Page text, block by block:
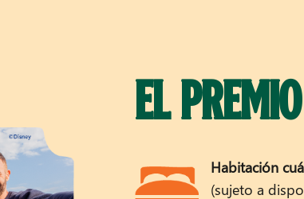
TPH Marketing
4 personas valorado en 3.500€ con
fedatario público garantizando imparcialidad
propietaria Sentra (no dependes de
EL
Habitación
(sujeto a